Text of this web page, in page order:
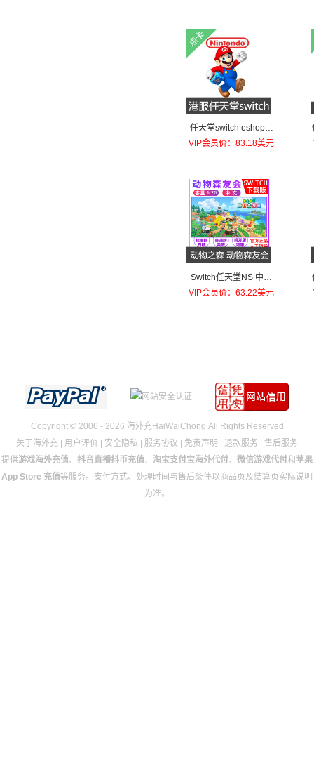
任天堂switch eshop港
服NS充值卡500 HKD
VIP会员价：83.18美元
Switch任天堂NS 中文
集合了 动物之森 动物森
VIP会员价：63.22美元
Copyright © 2006 - 2026 海外充HaiWaiChong.All Rights Reserved
关于海外充
用户评价 安全隐私 服务协议 免责声明 退款服务
售后服务
提供游戏海外充值、 抖音直播抖币充值、 淘宝支付宝海外代付、 微信游戏代付和 苹果
App Store 充值等服务。支付方式、处理时间与售后条件以商品页及结算页实际说明
为准。